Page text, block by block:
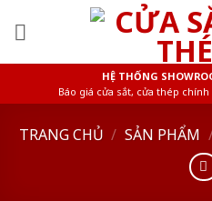
HỆ THỐNG
Báo giá cửa sắt, cửa thép
TRANG CHỦ / SẢN PHẨM